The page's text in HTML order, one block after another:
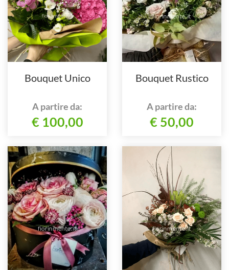
Bouquet Unico
A partire da:
€ 100,00
Bouquet Rustico
A partire da:
€ 50,00